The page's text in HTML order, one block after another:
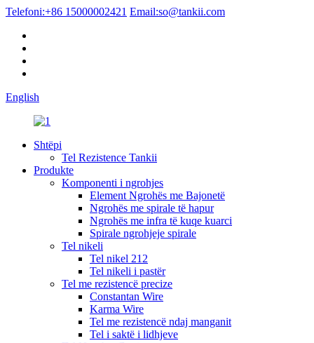
Telefoni:+86 15000002421 Email:so@tankii.com
English
Shtëpi
Tel Rezistence Tankii
Produkte
Komponenti i ngrohjes
Element Ngrohës me Bajonetë
Ngrohës me spirale të hapur
Ngrohës me infra të kuqe kuarci
Spirale ngrohjeje spirale
Tel nikeli
Tel nikel 212
Tel nikeli i pastër
Tel me rezistencë precize
Constantan Wire
Karma Wire
Tel me rezistencë ndaj manganit
Tel i saktë i lidhjeve